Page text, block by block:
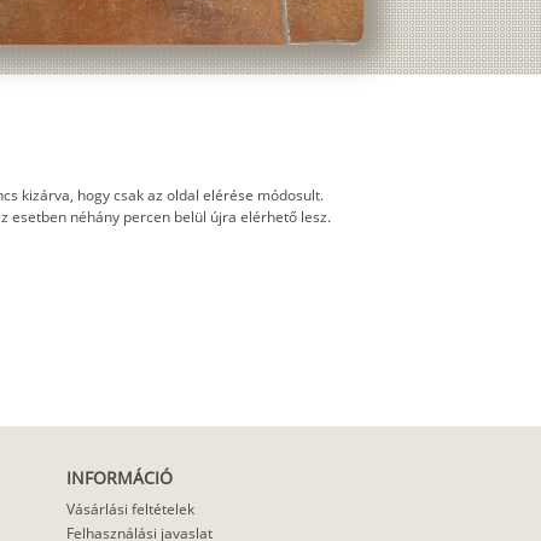
kizárva, hogy csak az oldal elérése módosult.
esetben néhány percen belül újra elérhető lesz.
INFORMÁCIÓ
Vásárlási feltételek
Felhasználási javaslat